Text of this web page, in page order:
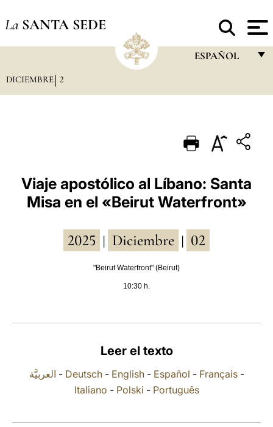
La SANTA SEDE
ESPAÑOL
PORTUGUÊS
ESPAÑOL
DEUTSCH
العربيّة
DICIEMBRE 2
Viaje apostólico al Líbano: Santa
Misa en el «Beirut Waterfront»
2025 Diciembre 02
"Beirut Waterfront" (Beirut)
10:30 h.
Leer el texto
العربيَّة - Deutsch- English- Español - Français-
Italiano - Polski - Português